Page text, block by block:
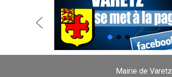
Mairie de Varetz